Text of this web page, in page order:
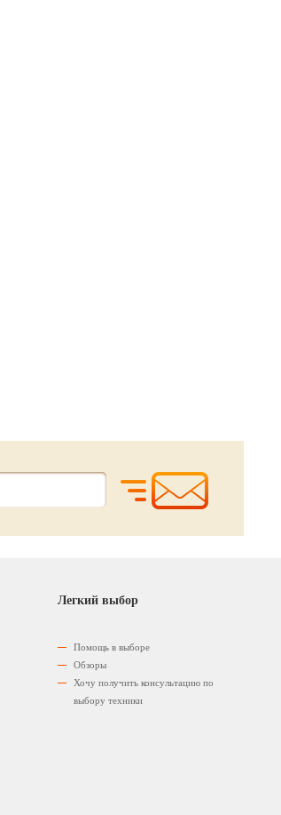
Легкий выбор
Помощь в выборе
Обзоры
Хочу получить консультацию по
выбору техники